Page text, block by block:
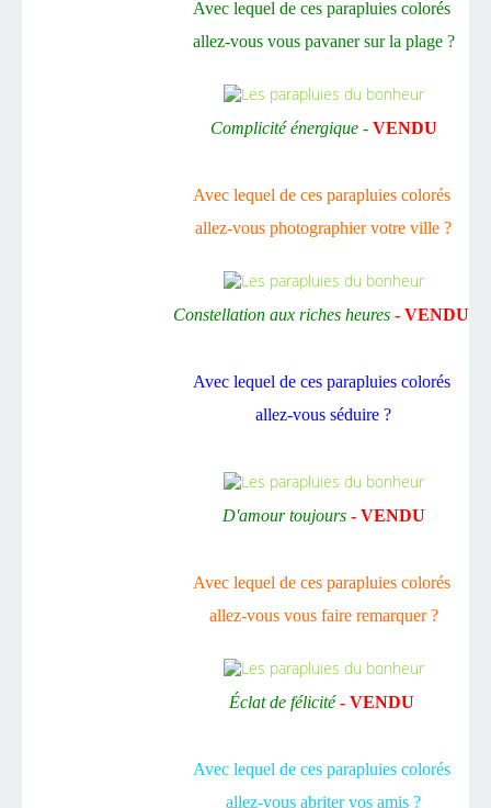
Avec lequel de ces parapluies colorés
allez-vous vous pavaner sur la plage ?
Complicité énergique - VENDU
Avec lequel de ces parapluies colorés
allez-vous photographier votre ville ?
Constellation aux riches heures- VENDU
Avec lequel de ces parapluies colorés
allez-vous séduire ?
D'amour toujours - VENDU
Avec lequel de ces parapluies colorés
allez-vous vous faire remarquer ?
Éclat de félicité- VENDU
Avec lequel de ces parapluies colorés
allez-vous abriter vos amis ?